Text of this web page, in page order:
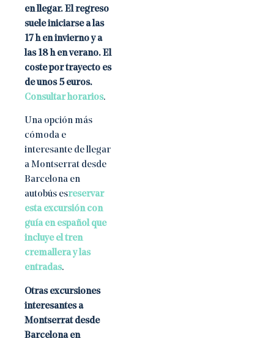
en llegar. El regreso
suele iniciarse a las
17 h en invierno y a
las 18 h en verano. El
coste por trayecto es
de unos 5 euros.
Consultar horarios.
Una opción más
cómoda e
interesante de llegar
a Montserrat desde
Barcelona en
autobús esreservar
esta excursión con
guía en español que
incluye el tren
cremallera y las
entradas.
Otras excursiones
interesantes a
Montserrat desde
Barcelona en